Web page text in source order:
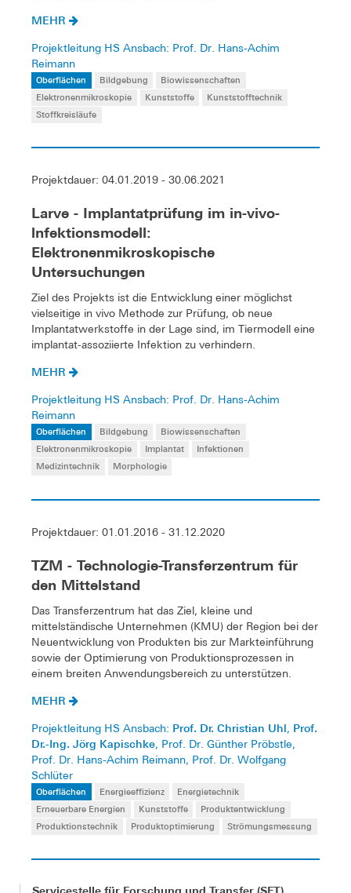
MEHR
Projektleitung HS Ansbach: Prof. Dr. Hans-Achim
Reimann
Oberflächen Bildgebung
Biowissenschaften
Elektronenmikroskopie
Kunststoffe
Kunststofftechnik
Stoffkreisläufe
Projektdauer: 04.01.2019 - 30.06.2021
Larve - Implantatprüfung im in-vivo-
lnfektionsmodell:
Elektronenmikroskopische
Untersuchungen
Ziel des Projekts ist die Entwicklung einer möglichst
vielseitige in vivo Methode zur Prüfung, ob neue
Implantatwerkstoffe in der Lage sind, im Tiermodell eine
implantat-assoziierte Infektion zu verhindern.
MEHR
Projektleitung HS Ansbach: Prof. Dr. Hans-Achim
Reimann
Oberflächen Bildgebung
Biowissenschaften
Elektronenmikroskopie
Implantat
Infektionen
Medizintechnik
Morphologie
Projektdauer: 01.01.2016 - 31.12.2020
TZM - Technologie-Transferzentrum für
den Mittelstand
Das Transferzentrum hat das Ziel, kleine und
mittelständische Unternehmen (KMU) der Region bei der
Neuentwicklung von Produkten bis zur Markteinführung
sowie der Optimierung von Produktionsprozessen in
einem breiten Anwendungsbereich zu unterstützen.
MEHR
Projektleitung HS Ansbach: Prof. Dr. Christian Uhl, Prof.
Dr.-Ing. Jörg Kapischke, Prof. Dr. Günther Pröbstle,
Prof. Dr. Hans-Achim Reimann, Prof. Dr. Wolfgang
Schlüter
Oberflächen Energieeffizienz
Energietechnik
Erneuerbare Energien
Kunststoffe
Produktentwicklung
Produktionstechnik
Produktoptimierung Strömungsmessung